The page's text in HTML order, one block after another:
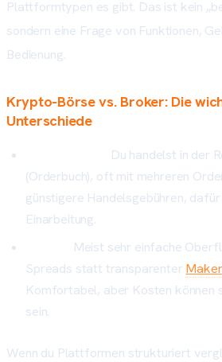
Plattformtypen es gibt. Das ist kein
sondern eine Frage von Funktionen,
Bedienung.
Krypto-Börse vs. Broker: Die
Unterschiede
Du handelst in der
(Orderbuch), oft mit mehreren
günstigere Handelsgebühren,
Einarbeitung.
Meist sehr einfache
Spreads statt transparenter Maker
Komfortabel, aber Kosten können
sein.
Wenn du Plattformen strukturiert